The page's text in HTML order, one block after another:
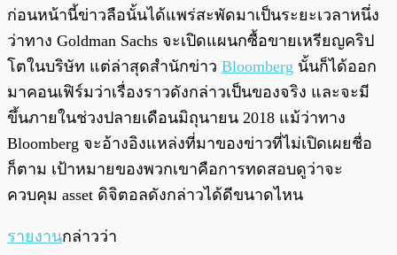
พร้อมเล่น
ก่อนหน้านี้ข่าวลือนั้นได้แพร่สะพัดมาเป็นระยะเวลาหนึ่ง
ว่าทาง Goldman Sachs จะเปิดแผนกซื้อขายเหรียญคริป
โตในบริษัท แต่ล่าสุดสำนักข่าว Bloomberg นั้นก็ได้ออก
มาคอนเฟิร์มว่าเรื่องราวดังกล่าวเป็นของจริง และจะมี
ขึ้นภายในช่วงปลายเดือนมิถุนายน 2018 แม้ว่าทาง
Bloomberg จะอ้างอิงแหล่งที่มาของข่าวที่ไม่เปิดเผยชื่อ
ก็ตาม เป้าหมายของพวกเขาคือการทดสอบดูว่าจะ
ควบคุม asset ดิจิตอลดังกล่าวได้ดีขนาดไหน
รายงานกล่าวว่า